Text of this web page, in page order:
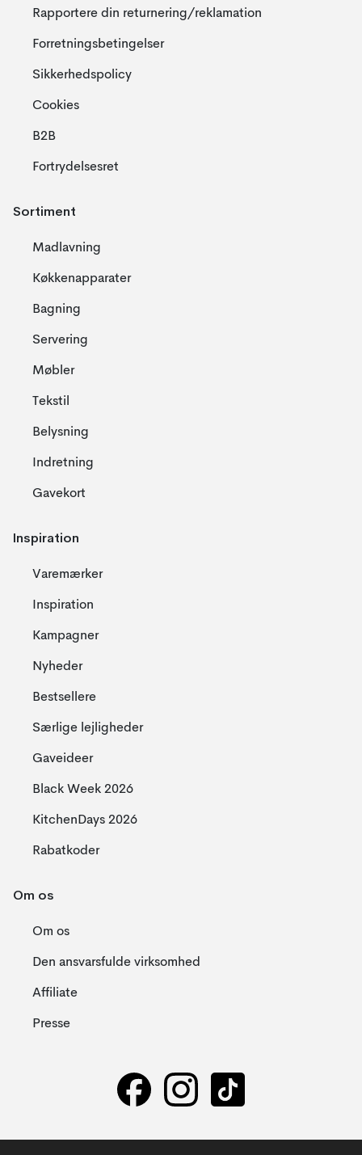
Rapportere din returnering/reklamation
Forretningsbetingelser
Sikkerhedspolicy
Cookies
B2B
Fortrydelsesret
Sortiment
Madlavning
Køkkenapparater
Bagning
Servering
Møbler
Tekstil
Belysning
Indretning
Gavekort
Inspiration
Varemærker
Inspiration
Kampagner
Nyheder
Bestsellere
Særlige lejligheder
Gaveideer
Black Week 2026
KitchenDays 2026
Rabatkoder
Om os
Om os
Den ansvarsfulde virksomhed
Affiliate
Presse